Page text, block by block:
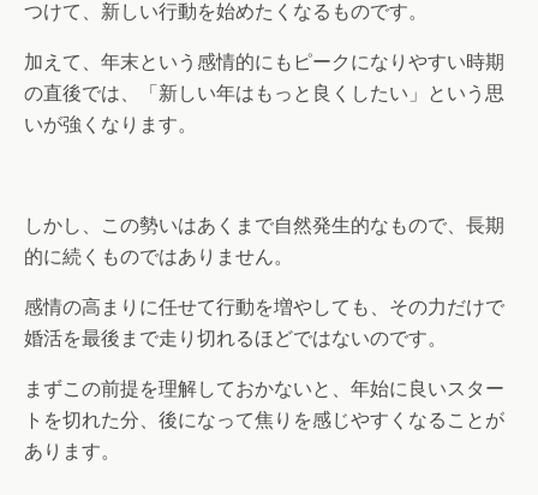
つけて、新しい行動を始めたくなるものです。
加えて、年末という感情的にもピークになりやすい時期
の直後では、「新しい年はもっと良くしたい」という思
いが強くなります。
しかし、この勢いはあくまで自然発生的なもので、長期
的に続くものではありません。
感情の高まりに任せて行動を増やしても、その力だけで
婚活を最後まで走り切れるほどではないのです。
まずこの前提を理解しておかないと、年始に良いスター
トを切れた分、後になって焦りを感じやすくなることが
あります。